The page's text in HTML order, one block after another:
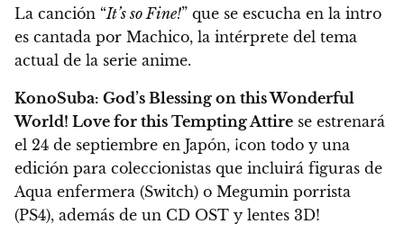
La canción “It’s so Fine!” que se escucha en la intro
es cantada por Machico, la intérprete del tema
actual de la serie anime.
KonoSuba: God’s Blessing on this Wonderful
World! Love for this Tempting Attire se estrenará
el 24 de septiembre en Japón, ¡con todo y una
edición para coleccionistas que incluirá figuras de
Aqua enfermera (Switch) o Megumin porrista
(PS4), además de un CD OST y lentes 3D!